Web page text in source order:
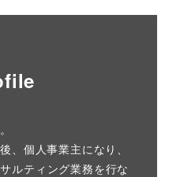
、個人事業主になり、
ルティング業務を行な